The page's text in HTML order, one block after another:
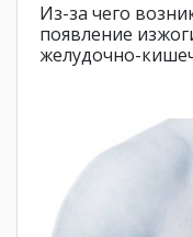
Из-за чего
появление
желудочно-